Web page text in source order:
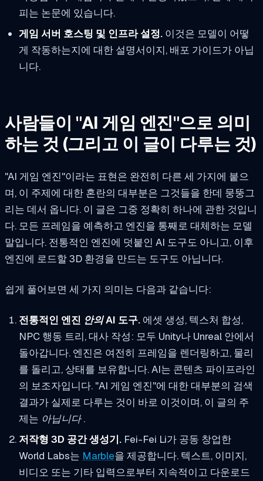
피는 논문에 있습니다.
게임 서버 호스팅 및 인프라 설정.이것은 모델이 어떻
게 작동하는지에 대한 설명서이지, 배포 가이드가 아닙
니다.
사람들이 "AI 게임 엔진"으로 의미
하는 것 (그리고 이 글이 다루는 것)
"AI 게임 엔진"이라는 표현은 완전히 다른 세 가지에 붙으
며, 이 주제에 대한 혼란의 대부분은 그것들을 한데 뭉뚱그
리는 데서 옵니다. 이 글은 그중 정확히 하나에 관한 것입니
다. 모든 프레임을 예측하고 엔진을 통째로 대체하는 모델
말입니다. 전통적인 엔진에 덧붙인 AI 도구도 아니고, 이후
엔진에 로드할 3D 환경을 만드는 도구도 아닙니다.
쉽게 풀어보면 세 가지 의미는 다음과 같습니다:
전통적인 엔진 안의AI 도구.에셋 생성, 텍스처 합성,
NPC 행동 트리, 대사 작성: 모두 Unity나 Unreal 안에서
돌아갑니다. 엔진은 여전히 프레임을 렌더링하고, 물리
를 돌리고, 상태를 보유합니다. AI는 콘텐츠 파이프라인
의 보조자입니다. "AI 게임 엔진"에 대한 대부분의 검색
결과가 실제로 다루는 것이 바로 이것이며, 이 글의 주
제는 아닙니다.
저작형 3D 공간 생성기.Fei-Fei Li가 공동 창업한
World Labs는 Marble을 제공합니다. 텍스트, 이미지,
비디오 또는 기타 입력으로부터 지속적이고 다운로드